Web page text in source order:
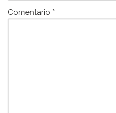
Comentario *